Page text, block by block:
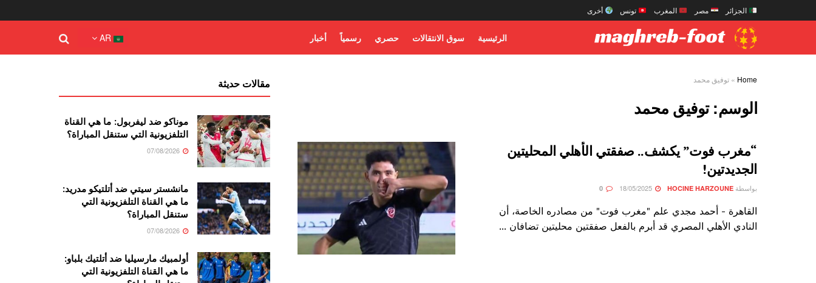
الجزائر مصر المغرب تونس أخرى
الرئيسية سوق الانتقالات حصري رسمياً أخبار AR
Home
» توفيق محمد
الوسم:توفيق محمد
“مغرب فوت” يكشف.. صفقتي الأهلي المحليتين
الجديدتين!
بواسطة HOCINE HARZOUNE
القاهرة - أحمد مجدي علم "مغرب فوت" من مصادره الخاصة، أن
النادي الأهلي المصري قد أبرم بالفعل صفقتين محليتين تضافان ...
مقالات حديثة
موناكو ضد ليفربول: ما هي القناة
التلفزيونية التي ستنقل المباراة؟
مانشستر سيتي ضد أتلتيكو مدريد:
ما هي القناة التلفزيونية التي
ستنقل المباراة؟
أولمبيك مارسيليا ضد أتلتيك بلباو:
ما هي القناة التلفزيونية التي